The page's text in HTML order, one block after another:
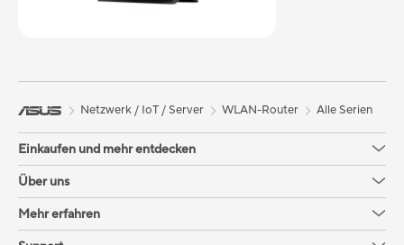
Netzwerk / IoT / Server WLAN-Router Alle Serien
Einkaufen und mehr entdecken
Über uns
Mehr erfahren